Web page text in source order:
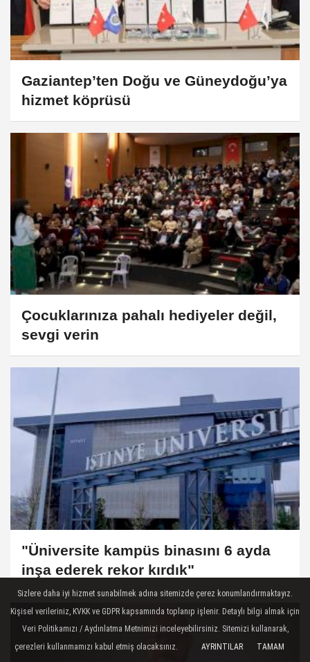
Gaziantep’ten Doğu ve Güneydoğu’ya
hizmet köprüsü
Çocuklarınıza pahalı hediyeler değil,
sevgi verin
"Üniversite kampüs binasını 6 ayda
inşa ederek rekor kırdık"
Sizlere daha iyi hizmet sunabilmek adına sitemizde çerez konumlandırmaktayız.
Kişisel verileriniz, KVKK ve GDPR kapsamında toplanıp işlenir. Detaylı bilgi almak için
Veri Politikamızı / Aydınlatma Metnimizi inceleyebilirsiniz. Sitemizi kullanarak,
çerezleri kullanmamızı kabul etmiş olacaksınız.
AYRINTILAR TAMAM